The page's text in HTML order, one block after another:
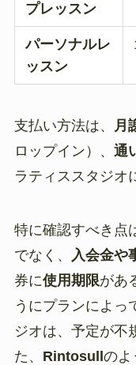
プレッスン
パーソナルレ
ッスン
支払い方法は、 月
ロップイン）、 通
ラティススタジオ
特に確認すべき点
でなく、
入会金や
券に使用期限があ
うにプランによっ
ジオは、予定が不
た、 Rintosullのよ